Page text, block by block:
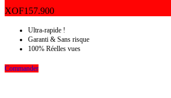
XOF157.900
Ultra-rapide !
Garanti & Sans risque
100% Réelles vues
Commander